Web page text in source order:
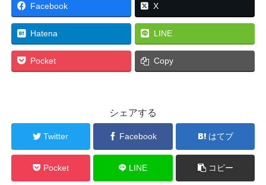
Facebook X
Hatena LINE
Pocket Copy
シェアする
Twitter Facebook はてブ
Pocket LINE コピー